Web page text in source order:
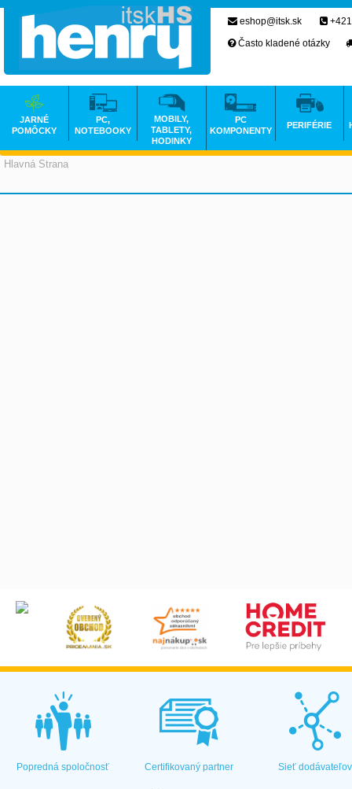
Hlavná Strana
eshop@itsk.sk
Často kladené otázky
JARNÉ
POMÔCKY
PC,
NOTEBOOKY
MOBILY,
TABLETY,
HODINKY
PC
KOMPONENTY
PERIFÉRIE
Popredná spoločnosť Certifikovaný partner Sieť dodávateľov